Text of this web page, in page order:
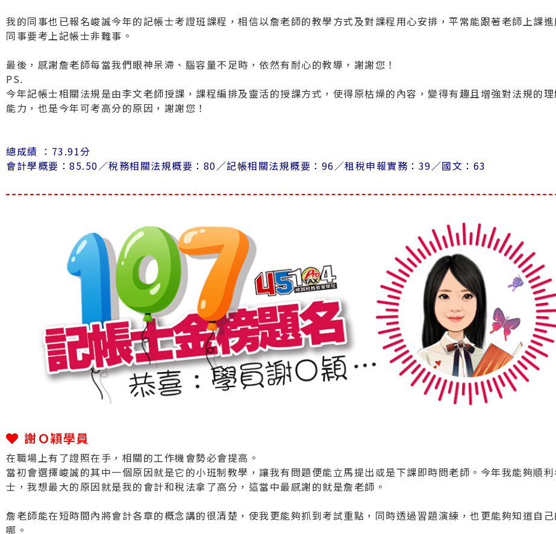
我的同事也已報名峻誠今年的記帳士考證班課程，相信以詹老師的教學方式及對課程用心安排，平常能跟著老師上課進
同事要考上記帳士非難事。
最後，感謝詹老師每當我們眼神呆滯、腦容量不足時，依然有耐心的教導，謝謝您！
PS.
今年記帳士相關法規是由李文老師授課，課程編排及靈活的授課方式，使得原枯燥的內容，變得有趣且增強對法規的
能力，也是今年可考高分的原因，謝謝您！
總成績 ：73.91分
會計學概要：85.50／稅務相關法規概要：80／記帳相關法規概要：96／租稅申報實務：39／國文：63
謝Ｏ穎學員
在職場上有了證照在手，相關的工作機會勢必會提高。
當初會選擇峻誠的其中一個原因就是它的小班制教學，讓我有問題便能立馬提出或是下課即時問老師。今年我能夠順
士，我想最大的原因就是我的會計和稅法拿了高分，這當中最感謝的就是詹老師。
詹老師能在短時間內將會計各章的概念講的很清楚，使我更能夠抓到考試重點，同時透過習題演練，也更能夠知道自
哪。